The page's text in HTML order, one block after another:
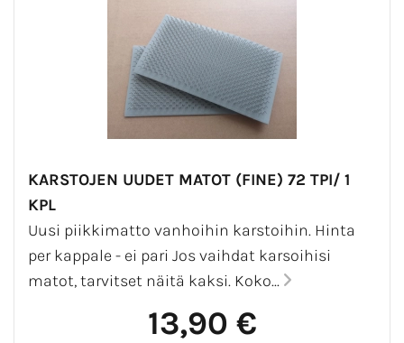
KARSTOJEN UUDET MATOT (FINE) 72 TPI/ 1
KPL
Uusi piikkimatto vanhoihin karstoihin. Hinta
per kappale - ei pari Jos vaihdat karsoihisi
matot, tarvitset näitä kaksi. Koko...
13,90 €